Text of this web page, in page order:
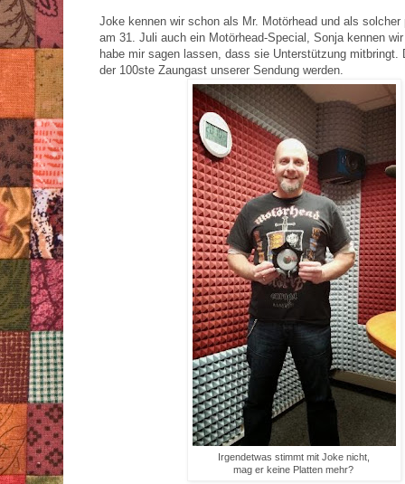
Joke kennen wir schon als Mr. Motörhead und als solcher
am 31. Juli auch ein Motörhead-Special, Sonja kennen
habe mir sagen lassen, dass sie Unterstützung mitbringt.
der 100ste Zaungast unserer Sendung werden.
Irgendetwas stimmt mit Joke nicht,
mag er keine Platten mehr?